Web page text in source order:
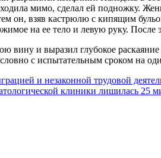
мимо, сделал ей подножку.
он, взяв кастрюлю с кипящим
на ее тело и левую руку. После
вину и выразил глубокое
с испытательным сроком на
и незаконной трудовой
клиники лишилась 25